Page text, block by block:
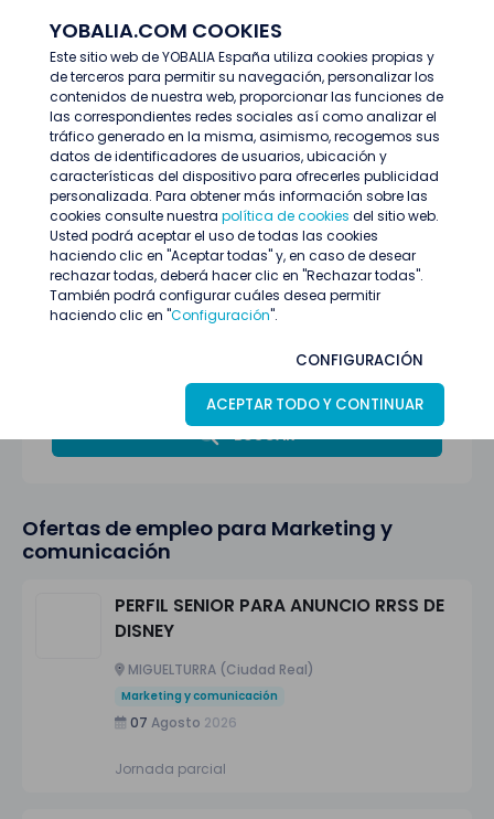
YOBALIA.COM COOKIES
Este sitio web de YOBALIA España utiliza cookies propias y
de terceros para permitir su navegación, personalizar los
contenidos de nuestra web, proporcionar las funciones de
las correspondientes redes sociales así como analizar el
tráfico generado en la misma, asimismo, recogemos sus
datos de identificadores de usuarios, ubicación y
características del dispositivo para ofrecerles publicidad
personalizada. Para obtener más información sobre las
cookies consulte nuestra política de cookies del sitio web.
Usted podrá aceptar el uso de todas las cookies
haciendo clic en "Aceptar todas" y, en caso de desear
rechazar todas, deberá hacer clic en "Rechazar todas".
También podrá configurar cuáles desea permitir
haciendo clic en "Configuración".
CONFIGURACIÓN
ACEPTAR TODO Y CONTINUAR
Últimas ofertas
Todas las provincias
Marketing y comunicación
BUSCAR
Ofertas de empleo para Marketing y
comunicación
PERFIL SENIOR PARA ANUNCIO RRSS DE
DISNEY
MIGUELTURRA (Ciudad Real)
Marketing y comunicación
07 Agosto 2026
Jornada parcial